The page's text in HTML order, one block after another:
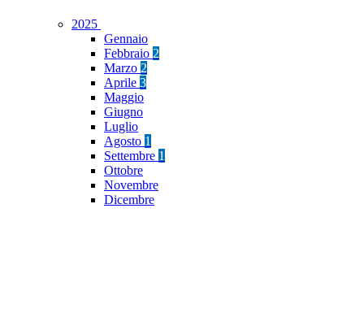
2025
Gennaio
Febbraio 2
Marzo 2
Aprile 3
Maggio
Giugno
Luglio
Agosto 1
Settembre 1
Ottobre
Novembre
Dicembre